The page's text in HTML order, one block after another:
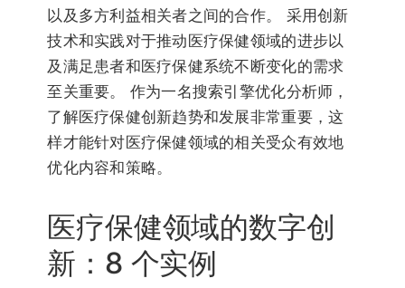
以及多方利益相关者之间的合作。 采用创新
技术和实践对于推动医疗保健领域的进步以
及满足患者和医疗保健系统不断变化的需求
至关重要。 作为一名搜索引擎优化分析师，
了解医疗保健创新趋势和发展非常重要，这
样才能针对医疗保健领域的相关受众有效地
优化内容和策略。
医疗保健领域的数字创
新：8 个实例